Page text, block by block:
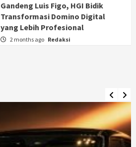
Gandeng Luis Figo, HGI Bidik
Transformasi Domino Digital
yang Lebih Profesional
2 months ago Redaksi